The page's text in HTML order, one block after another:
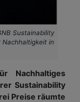
Sustainability
Nachhaltigkeit in
Nachhaltiges
Sustainability
Preise räumte